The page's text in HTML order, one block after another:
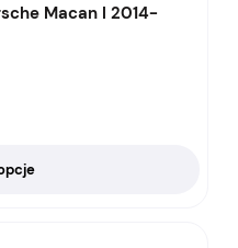
Macan I 2014-